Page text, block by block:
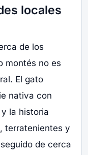
locales
de los
montés no es
El gato
nativa con
la historia
terratenientes y
de cerca